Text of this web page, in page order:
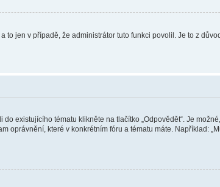
jen v případě, že administrátor tuto funkci povolil. Je to z
existujícího tématu klikněte na tlačítko „Odpovědět“. Je
které v konkrétním fóru a tématu máte. Například: